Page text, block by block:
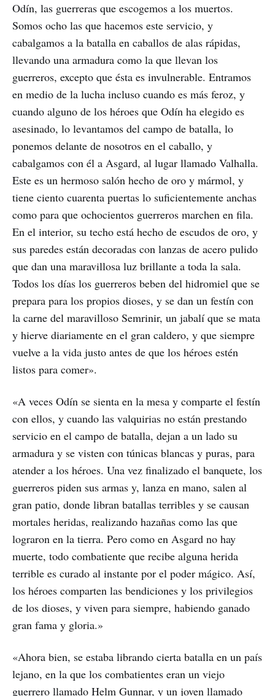
Odín, las guerreras que escogemos a los muertos.
Somos ocho las que hacemos este servicio, y
cabalgamos a la batalla en caballos de alas rápidas,
llevando una armadura como la que llevan los
guerreros, excepto que ésta es invulnerable. Entramos
en medio de la lucha incluso cuando es más feroz, y
cuando alguno de los héroes que Odín ha elegido es
asesinado, lo levantamos del campo de batalla, lo
ponemos delante de nosotros en el caballo, y
cabalgamos con él a Asgard, al lugar llamado Valhalla.
Este es un hermoso salón hecho de oro y mármol, y
tiene ciento cuarenta puertas lo suficientemente anchas
como para que ochocientos guerreros marchen en fila.
En el interior, su techo está hecho de escudos de oro, y
sus paredes están decoradas con lanzas de acero pulido
que dan una maravillosa luz brillante a toda la sala.
Todos los días los guerreros beben del hidromiel que se
prepara para los propios dioses, y se dan un festín con
la carne del maravilloso Semrinir, un jabalí que se mata
y hierve diariamente en el gran caldero, y que siempre
vuelve a la vida justo antes de que los héroes estén
listos para comer».
«A veces Odín se sienta en la mesa y comparte el festín
con ellos, y cuando las valquirias no están prestando
servicio en el campo de batalla, dejan a un lado su
armadura y se visten con túnicas blancas y puras, para
atender a los héroes. Una vez finalizado el banquete, los
guerreros piden sus armas y, lanza en mano, salen al
gran patio, donde libran batallas terribles y se causan
mortales heridas, realizando hazañas como las que
lograron en la tierra. Pero como en Asgard no hay
muerte, todo combatiente que recibe alguna herida
terrible es curado al instante por el poder mágico. Así,
los héroes comparten las bendiciones y los privilegios
de los dioses, y viven para siempre, habiendo ganado
gran fama y gloria.»
«Ahora bien, se estaba librando cierta batalla en un país
lejano, en la que los combatientes eran un viejo
guerrero llamado Helm Gunnar, y un joven llamado